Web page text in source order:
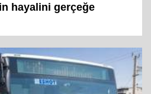
hayalini gerçeğe